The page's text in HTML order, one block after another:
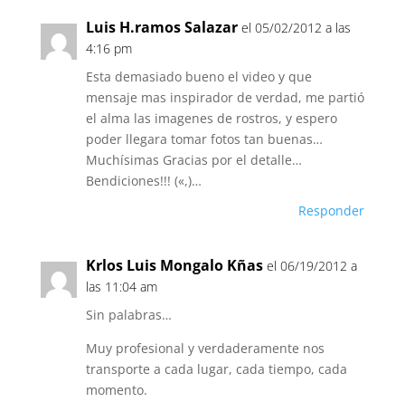
Luis H.ramos Salazar el 05/02/2012 a las
4:16 pm
Esta demasiado bueno el video y que
mensaje mas inspirador de verdad, me partió
el alma las imagenes de rostros, y espero
poder llegara tomar fotos tan buenas…
Muchísimas Gracias por el detalle…
Bendiciones!!! («,)…
Responder
Krlos Luis Mongalo Kñas el 06/19/2012 a
las 11:04 am
Sin palabras…
Muy profesional y verdaderamente nos
transporte a cada lugar, cada tiempo, cada
momento.